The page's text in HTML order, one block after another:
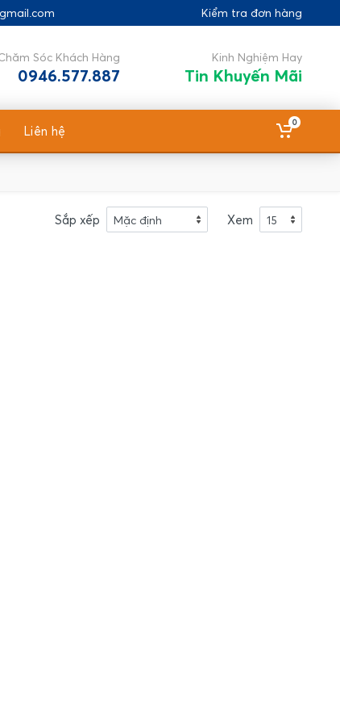
Kiểm tra đơn hàng
Sóc Khách Hàng
0946.577.887
Kinh Nghiệm Hay
Tin Khuyến Mãi
Liên hệ
0
Sắp xếp Xem